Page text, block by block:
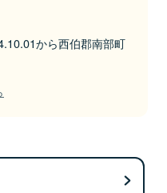
から西伯郡南部町